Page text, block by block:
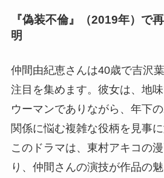
『偽装不倫』（2019年）で
明
仲間由紀恵さんは40歳で吉沢
注目を集めます。彼女は、地
ウーマンでありながら、年下
関係に悩む複雑な役柄を見事に
このドラマは、東村アキコの
り、仲間さんの演技が作品の